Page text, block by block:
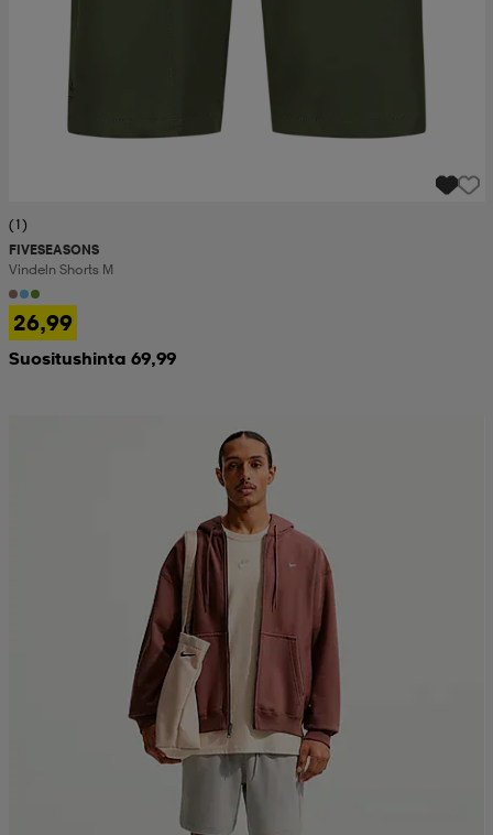
(1)
FIVESEASONS
Vindeln Shorts M
26,99
Suositushinta 69,99